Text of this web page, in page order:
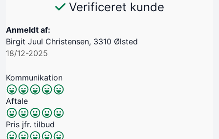
Verificeret kunde
Anmeldt af:
Birgit Juul Christensen, 3310 Ølsted
18/12-2025
Kommunikation
Aftale
Pris jfr. tilbud